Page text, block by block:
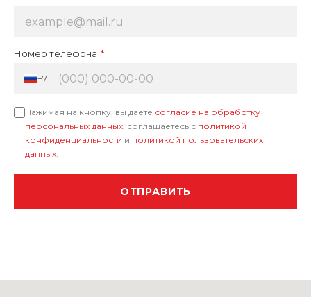
Номер телефона *
+7
Нажимая на кнопку, вы даёте согласие на обработку
персональных данных, соглашаетесь с политикой
конфиденциальности и политикой пользовательских
данных.
ОТПРАВИТЬ